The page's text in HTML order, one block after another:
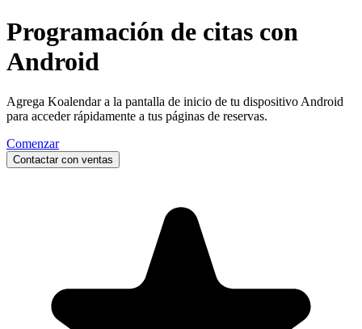
Programación de citas con
Android
Agrega Koalendar a la pantalla de inicio de tu dispositivo Android
para acceder rápidamente a tus páginas de reservas.
Comenzar
Contactar con ventas